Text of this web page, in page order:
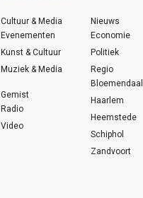
Cultuur & Media
Evenementen
Kunst & Cultuur
Muziek & Media
Gemist
Radio
Video
Nieuws
Economie
Politiek
Regio
Bloemendaal
Haarlem
Heemstede
Schiphol
Zandvoort